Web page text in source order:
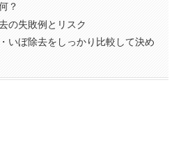
？
の失敗例とリスク
いぼ除去をしっかり比較して決め